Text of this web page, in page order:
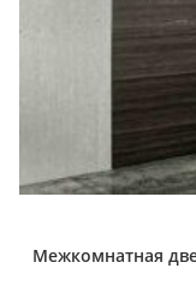
Межкомнатная